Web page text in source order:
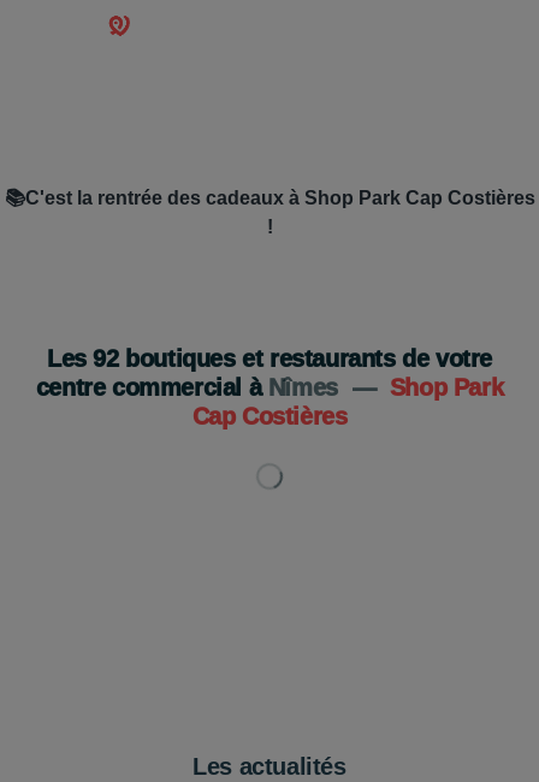
📚C'est la rentrée des cadeaux à Shop Park Cap Costières
!
Les92boutiques et restaurants de votre
centre commercial à Nîmes — Shop Park
Cap Costières
Les actualités